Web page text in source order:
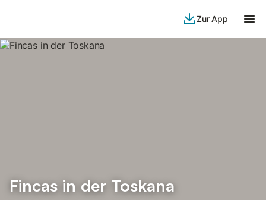
Zur App
Fincas in der Toskana